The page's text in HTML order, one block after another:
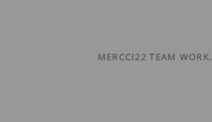
MERCCI22 TEAM WORK.